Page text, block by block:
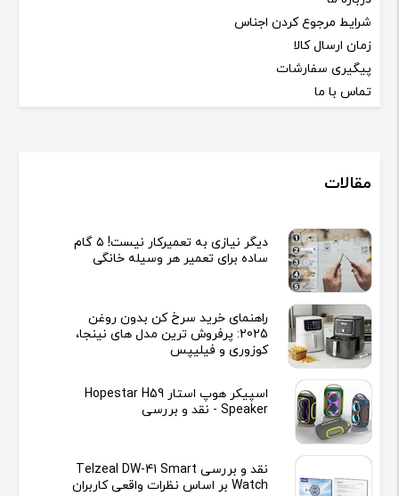
شرایط مرجوع کردن اجناس
زمان ارسال کالا
پیگیری سفارشات
تماس با ما
مقالات
دیگر نیازی به تعمیرکار نیست! ۵ گام
ساده برای تعمیر هر وسیله خانگی
راهنمای خرید سرخ کن بدون روغن
2025: پرفروش ترین مدل های نینجا،
کوزوری و فیلیپس
اسپیکر هوپ استار Hopestar H59
Speaker - نقد و بررسی
نقد و بررسی Telzeal DW-41 Smart
Watch بر اساس نظرات واقعی کاربران